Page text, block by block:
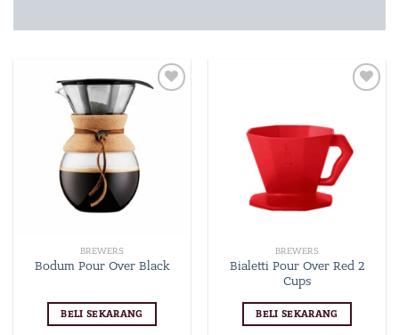
Tambahkan
BREWERS
Bodum Pour Over Black
BELI SEKARANG
BREWERS
Bialetti Pour Over Red 2
Cups
BELI SEKARANG